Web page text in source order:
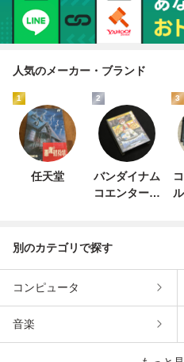
子キャリッジ M08
09
人気のメーカー・ブランド
1
任天堂
2
バンダイナム
コエンターテ
3
別のカテゴリで探す
コンピュータ
音楽